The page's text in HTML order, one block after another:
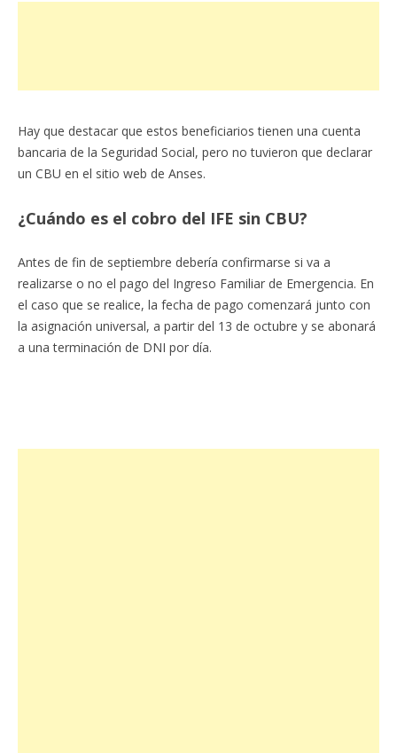
Hay que destacar que estos beneficiarios tienen una cuenta
bancaria de la Seguridad Social, pero no tuvieron que declarar
un CBU en el sitio web de Anses.
¿Cuándo es el cobro del IFE sin CBU?
Antes de fin de septiembre debería confirmarse si va a
realizarse o no el pago del Ingreso Familiar de Emergencia. En
el caso que se realice, la fecha de pago comenzará junto con
la asignación universal, a partir del 13 de octubre y se abonará
a una terminación de DNI por día.